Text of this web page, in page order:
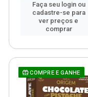
Faça seu login ou
cadastre-se para
ver preços e
comprar
COMPRE E GANHE